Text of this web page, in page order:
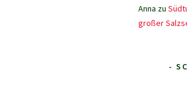
Anna zu
großer
-